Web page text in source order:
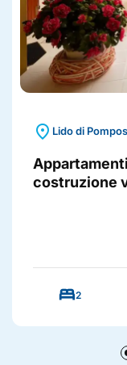
location_on Lido di
costruzione
bed2